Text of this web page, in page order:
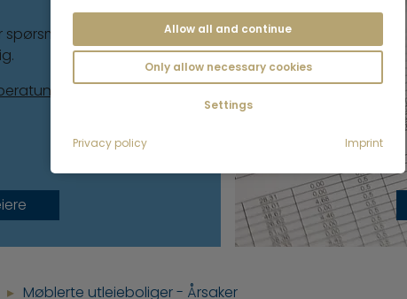
om
Møblerte utleieboliger - Årsaker
Allow all and continue
Only allow necessary cookies
Settings
Privacy policy Imprint